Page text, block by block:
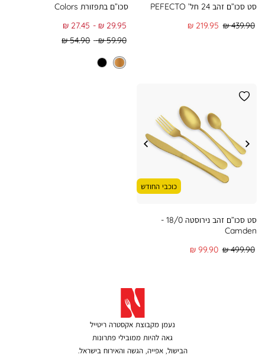
סט סכו”ם זהב 24 חל’ PEFECTO
מחיר
219.95 ₪
מחיר
439.90 ₪
סכו”ם בתפזורת Colors
Regular
54.90 ₪
Regular
Price
59.90 ₪
From
27.45 ₪ To
29.95 ₪
כוכבי החודש
סט סכו”ם זהב נירוסטה 18/0 -
Camden
מחיר
99.90 ₪
מחיר
499.90 ₪
נעמן מקבוצת אקסטרה ריטייל
גאה להיות ממובילי פתרונות
הבישול, אפייה, הגשה והאירוח בישראל.